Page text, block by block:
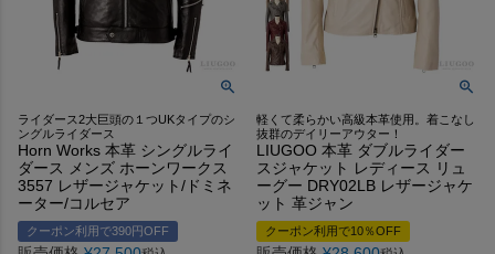
ライダース2大巨頭の１つUKタイプのシ
ングルライダース
Horn Works 本革 シングルライ
ダース メンズ ホーンワークス
3557 レザージャケット/ドミネ
ーター/コルセア
クーポン利用で390円OFF
軽くて柔らかい高級本革使用。着こなし
抜群のデイリーアウター！
LIUGOO 本革 ダブルライダー
スジャケット レディース リュ
ーグー DRY02LB レザージャケ
ット 革ジャン
クーポン利用で10％OFF